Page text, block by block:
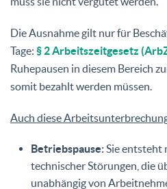
Die Ausnahme gilt nur für
Tage: § 2 Arbeitszeitgesetz
Ruhepausen in diesem Bereich
somit bezahlt werden müssen.
Auch diese
Betriebspause:Sie entsteht
technischer Störungen, die
unabhängig von